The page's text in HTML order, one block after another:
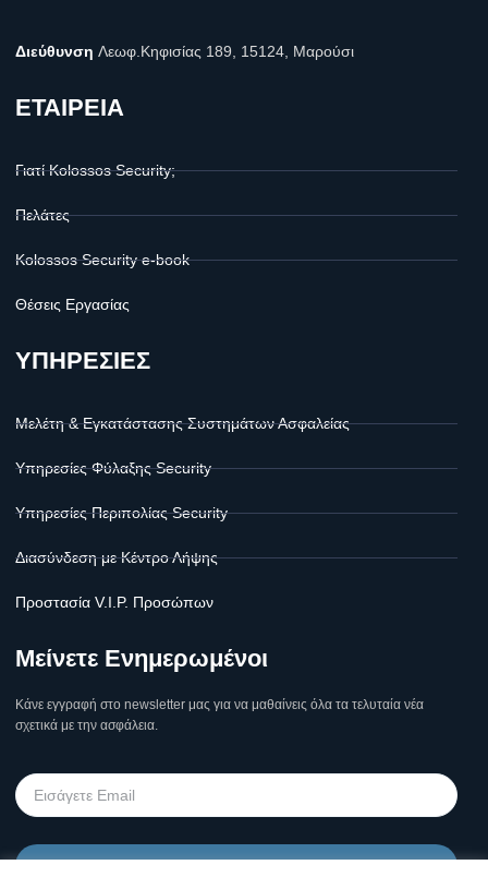
Διεύθυνση Λεωφ.Κηφισίας 189, 15124, Μαρούσι
ΕΤΑΙΡΕΙΑ
Γιατί Kolossos Security;
Πελάτες
Kolossos Security e-book
Θέσεις Εργασίας
ΥΠΗΡΕΣΙΕΣ
Μελέτη & Εγκατάστασης Συστημάτων Ασφαλείας
Υπηρεσίες Φύλαξης Security
Υπηρεσίες Περιπολίας Security
Διασύνδεση με Κέντρο Λήψης
Προστασία V.I.P. Προσώπων
Μείνετε Ενημερωμένοι
Κάνε εγγραφή στο newsletter μας για να μαθαίνεις όλα τα τελυταία νέα
σχετικά με την ασφάλεια.